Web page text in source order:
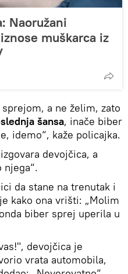
Naoružani
muškarca iz
a ne želim, zato
šansa, inače biber
idemo“, kaže policajka.
devojčica, a
njega“.
da stane na trenutak i
kako ona vrišti: „Molim
biber sprej uperila u
devojčica je
vrata automobila,